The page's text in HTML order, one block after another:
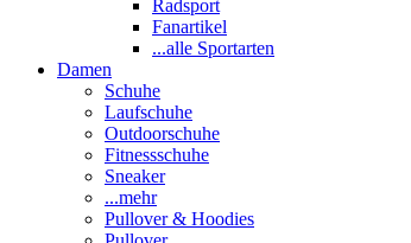
Radsport
Fanartikel
...alle Sportarten
Damen
Schuhe
Laufschuhe
Outdoorschuhe
Fitnessschuhe
Sneaker
...mehr
Pullover & Hoodies